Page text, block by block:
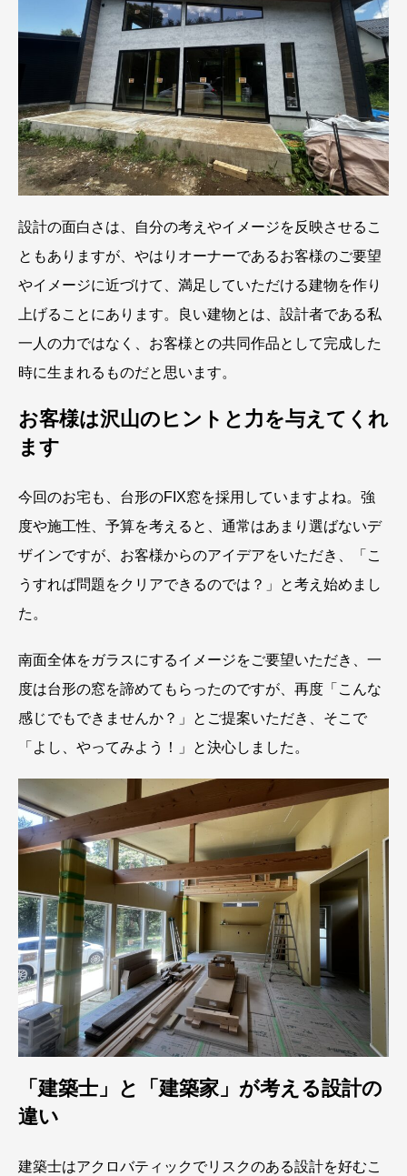
設計の面白さは、自分の考えやイメージを反映させるこ
ともありますが、やはりオーナーであるお客様のご要望
やイメージに近づけて、満足していただける建物を作り
上げることにあります。良い建物とは、設計者である私
一人の力ではなく、お客様との共同作品として完成した
時に生まれるものだと思います。
お客様は沢山のヒントと力を与えてくれ
ます
今回のお宅も、台形のFIX窓を採用していますよね。強
度や施工性、予算を考えると、通常はあまり選ばないデ
ザインですが、お客様からのアイデアをいただき、「こ
うすれば問題をクリアできるのでは？」と考え始めまし
た。
南面全体をガラスにするイメージをご要望いただき、一
度は台形の窓を諦めてもらったのですが、再度「こんな
感じでもできませんか？」とご提案いただき、そこで
「よし、やってみよう！」と決心しました。
「建築士」と「建築家」が考える設計の
違い
建築士はアクロバティックでリスクのある設計を好むこ